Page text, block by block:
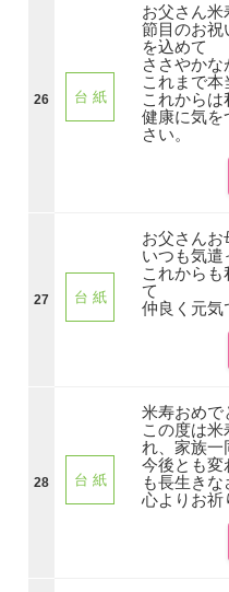
26 台 紙
お父さん米
節目のお祝
を込めて
ささやかな
これまで本
これからは
健康に気を
さい。
27 台 紙
お父さんお
いつも気遣
これから
て
仲良く元気
28 台 紙
米寿おめで
この度は
れ、家族一
今後とも変
も長生きな
心よりお祈